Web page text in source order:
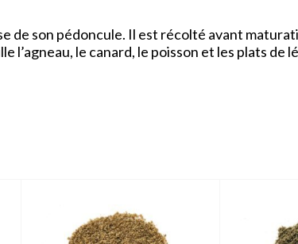
de son pédoncule. Il est récolté avant
l’agneau, le canard, le poisson et les plats de